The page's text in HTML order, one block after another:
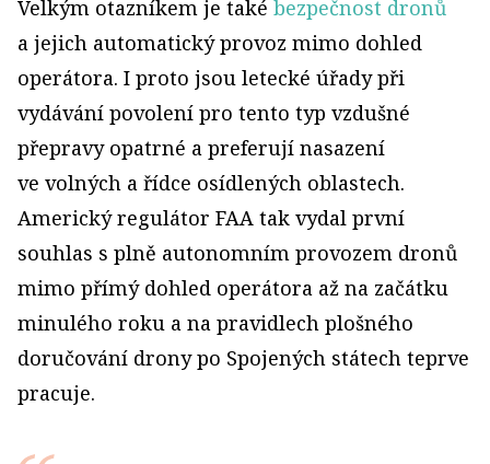
Velkým otazníkem je také bezpečnost dronů
a jejich automatický provoz mimo dohled
operátora. I proto jsou letecké úřady při
vydávání povolení pro tento typ vzdušné
přepravy opatrné a preferují nasazení
ve volných a řídce osídlených oblastech.
Americký regulátor FAA tak vydal první
souhlas s plně autonomním provozem dronů
mimo přímý dohled operátora až na začátku
minulého roku a na pravidlech plošného
doručování drony po Spojených státech teprve
pracuje.